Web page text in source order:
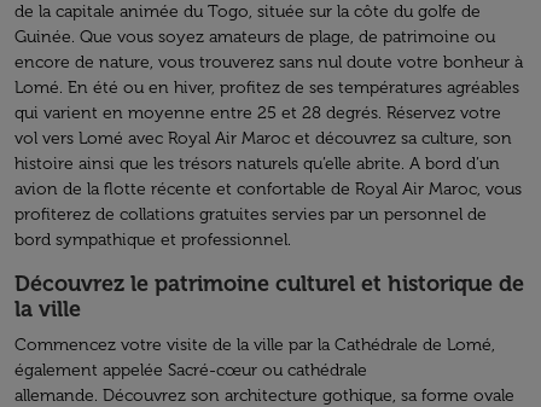
de la capitale animée du Togo, située sur la côte du golfe de
Guinée. Que vous soyez amateurs de plage, de patrimoine ou
encore de nature, vous trouverez sans nul doute votre bonheur à
Lomé. En été ou en hiver, profitez de ses températures agréables
qui varient en moyenne entre 25 et 28 degrés. Réservez votre
vol vers Lomé avec Royal Air Maroc et découvrez sa culture, son
histoire ainsi que les trésors naturels qu’elle abrite. A bord d’un
avion de la flotte récente et confortable de Royal Air Maroc, vous
profiterez de collations gratuites servies par un personnel de
bord sympathique et professionnel.
Découvrez le patrimoine culturel et historique de
la ville
Commencez votre visite de la ville par la Cathédrale de Lomé,
également appelée Sacré-cœur ou cathédrale
allemande. Découvrez son architecture gothique, sa forme ovale